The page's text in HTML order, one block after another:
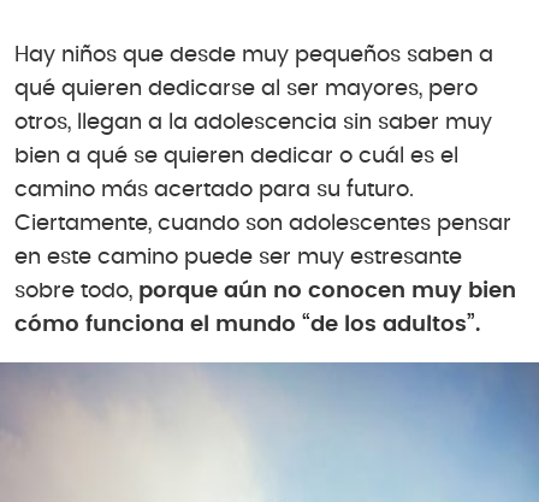
Hay niños que desde muy pequeños saben a
qué quieren dedicarse al ser mayores, pero
otros, llegan a la adolescencia sin saber muy
bien a qué se quieren dedicar o cuál es el
camino más acertado para su futuro.
Ciertamente, cuando son adolescentes pensar
en este camino puede ser muy estresante
sobre todo, porque aún no conocen muy bien
cómo funciona el mundo “de los adultos”.